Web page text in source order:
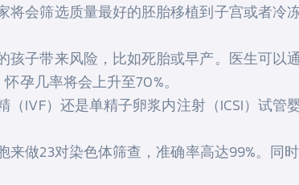
会筛选质量最好的胚胎移植到子宫或者冷
子带来风险，比如死胎或早产。医生可以
孕几率将会上升至70%。
IVF）还是单精子卵浆内注射（ICSI）试
做23对染色体筛查，准确率高达99%。同